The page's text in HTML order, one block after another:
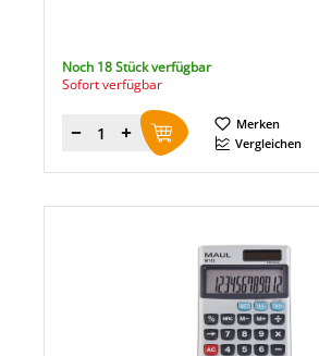
Noch 18 Stück verfügbar
Sofort verfügbar
Menge
Merken
Vergleichen